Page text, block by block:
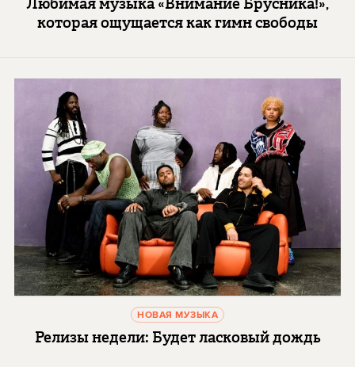
которая ощущается как гимн свободы
НОВАЯ МУЗЫКА
Релизы недели: Будет ласковый дождь